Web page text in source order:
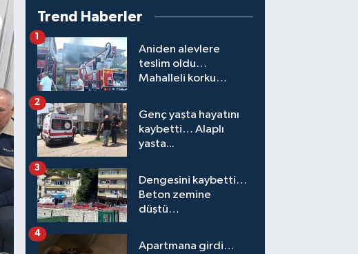
Trend Haberler
Aniden alevlere
teslim oldu…
Mahalleli korku
1
Genç yaşta hayatını
kaybetti… Alaplı
yasta...
2
Dengesini kaybetti…
Beton zemine
düştü…
3
Apartmana girdi…
4